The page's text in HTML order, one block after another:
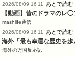
2026/08/09 16:11
あとで読む
【動画】昔のドラマのレ
mashlife通信
2026/08/09 16:11
あとで読む
海外「最も幸運な歴史を歩
海外の万国反応記